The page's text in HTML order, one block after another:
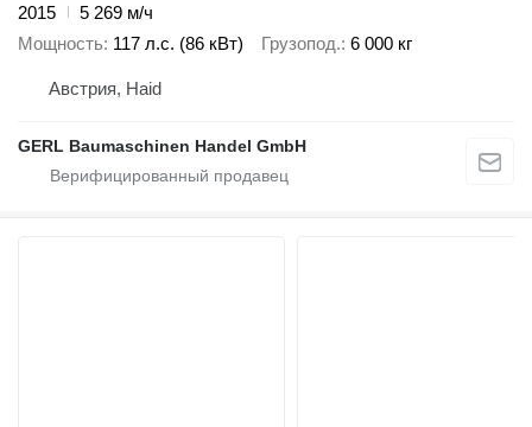
2015
5 269 м/ч
Мощность 117 л.с. (86 кВт) Грузопод. 6 000 кг
Австрия, Haid
GERL Baumaschinen Handel GmbH